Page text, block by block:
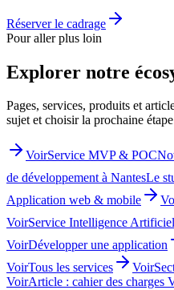
Réserver le cadrage
Pour aller plus loin
Explorer notre
Pages, services, produits et
sujet et choisir la prochaine
VoirService MVP & POC
de développement à NantesLe
Application web & mobile
VoirService Intelligence
VoirDévelopper une application
VoirTous les services Voir
VoirArticle : cahier des charges